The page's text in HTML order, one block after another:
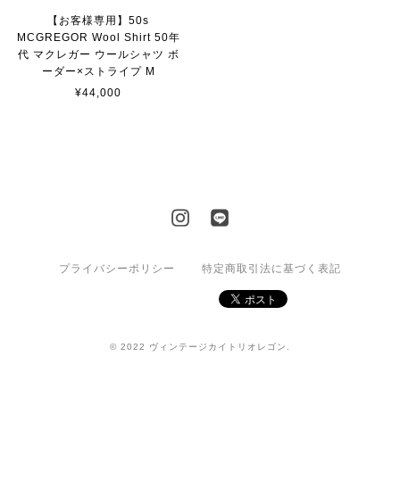
【お客様専用】50s
MCGREGOR Wool Shirt 50年
代 マクレガー ウールシャツ ボ
ーダー×ストライプ M
¥44,000
プライバシーポリシー 特定商取引法に基づく表記
© 2022 ヴィンテージカイトリオレゴン.